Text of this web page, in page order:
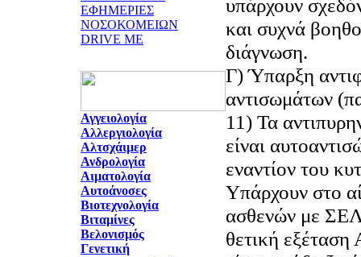
ΕΦΗΜΕΡΙΕΣ
ΝΟΣΟΚΟΜΕΙΩΝ
DRIVE ME
Αγγειολογία
Αλλεργιολογία
Αλτσχάιμερ
Ανδρολογία
Αιματολογία
Αυτοάνοσες
Βιοτεχνολογία
Βιταμίνες
Βελονισμός
Γενετική
υπάρχουν
και συχνά
διάγνωση.
Γ) Ύπαρξη
αντισωμάτων
11) Τα
είναι
εναντίον του
Υπάρχουν στο
ασθενών με
θετική